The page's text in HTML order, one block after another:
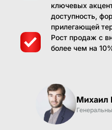
ключевых
доступность,
прилегающей
Рост продаж с
более чем на
Михаил